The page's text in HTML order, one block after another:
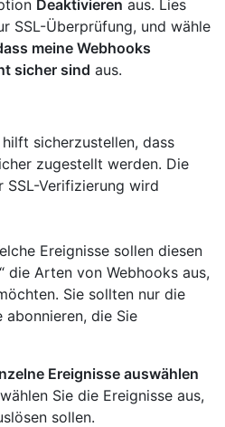
Deaktivieren aus. Lies
SSL-Überprüfung, und wähle
meine Webhooks
sicher sind aus.
sicherzustellen, dass
zugestellt werden. Die
SSL-Verifizierung wird
Ereignisse sollen diesen
die Arten von Webhooks aus,
Sie sollten nur die
abonnieren, die Sie
Ereignisse auswählen
Sie die Ereignisse aus,
sollen.